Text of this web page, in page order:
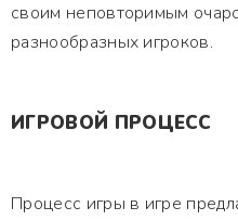
своим неповторимым
разнообразных игроков.
ИГРОВОЙ ПРОЦЕСС
Процесс игры в игре